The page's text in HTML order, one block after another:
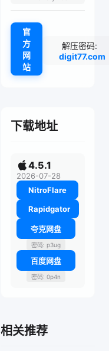
官
方
网
站
解压密码:
digit77.com
下载地址
4.5.1
2026-07-28
NitroFlare
Rapidgator
夸克网盘
密码: p3ug
百度网盘
密码: 0p4n
相关推荐